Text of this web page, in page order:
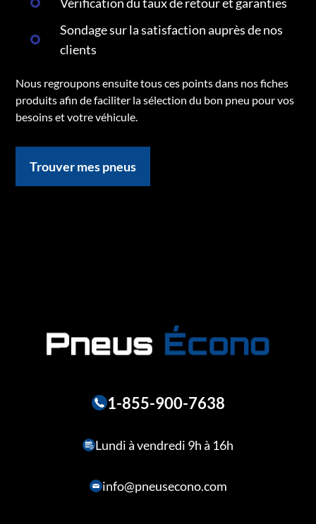
Sondage sur la satisfaction auprès de nos
clients
Nous regroupons ensuite tous ces points dans nos fiches
produits afin de faciliter la sélection du bon pneu pour vos
besoins et votre véhicule.
Trouver mes pneus
1-855-900-7638
Lundi à vendredi 9h à 16h
info@pneusecono.com